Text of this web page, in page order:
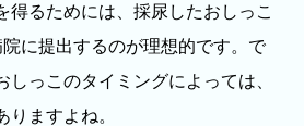
得るためには、採尿したおしっこ
に提出するのが理想的です。で
しっこのタイミングによっては、
りますよね。